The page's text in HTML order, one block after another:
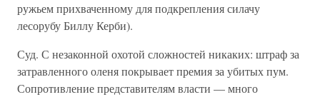
ружьем прихваченному для подкрепления силачу
лесорубу Биллу Керби).
Суд. С незаконной охотой сложностей никаких: штраф за
затравленного оленя покрывает премия за убитых пум.
Сопротивление представителям власти — много